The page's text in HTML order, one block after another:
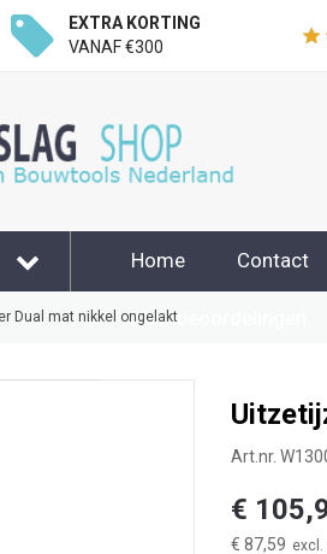
EXTRA KORTING
VANAF €300
Home Contact
Klantbeoordelingen
Dual mat nikkel ongelakt
Art.nr.
€
€ 87,59